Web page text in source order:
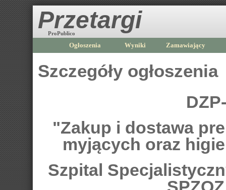
Przetargi
ProPublico
Ogłoszenia Wyniki Zamawiający
Szczegóły ogłoszenia
"Zakup i dostawa
myjących oraz
Szpital